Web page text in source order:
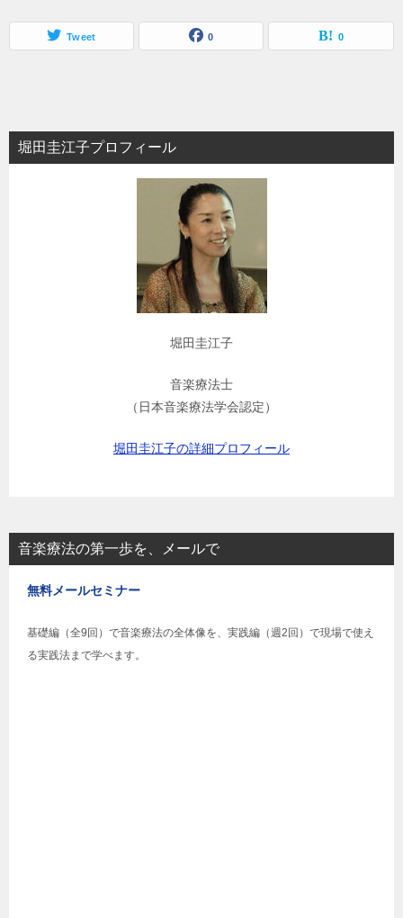
ン
Tweet 0 0
堀田圭江子プロフィール
堀田圭江子
音楽療法士
（日本音楽療法学会認定）
堀田圭江子の詳細プロフィール
音楽療法の第一歩を、メールで
無料メールセミナー
基礎編（全9回）で音楽療法の全体像を、実践編（週2回）で現場で使え
る実践法まで学べます。